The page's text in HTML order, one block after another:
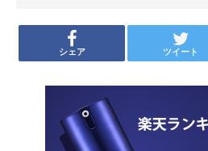
シェア ツイート